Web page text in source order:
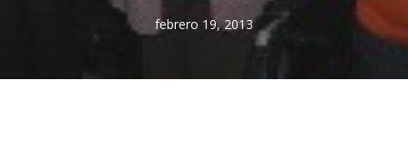
febrero 19, 2013